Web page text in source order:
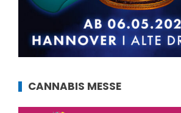
CANNABIS MESSE